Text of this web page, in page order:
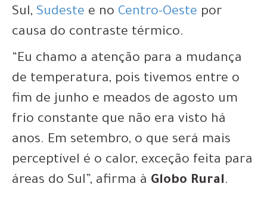
Sul, Sudeste e no Centro-Oeste por
causa do contraste térmico.
“Eu chamo a atenção para a mudança
de temperatura, pois tivemos entre o
fim de junho e meados de agosto um
frio constante que não era visto há
anos. Em setembro, o que será mais
perceptível é o calor, exceção feita para
áreas do Sul”, afirma à Globo Rural.